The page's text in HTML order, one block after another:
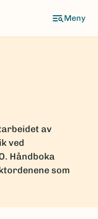
av
ved
Håndboka
som